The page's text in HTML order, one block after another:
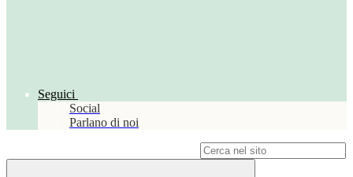
Seguici
Social
Parlano di noi